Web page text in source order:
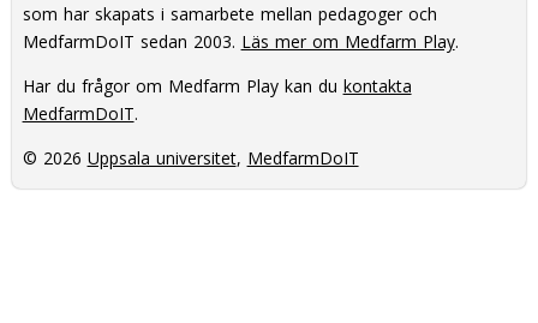
som har skapats i samarbete mellan pedagoger och
MedfarmDoIT sedan 2003. Läs mer om Medfarm Play.
Har du frågor om Medfarm Play kan du kontakta
MedfarmDoIT.
© 2026 Uppsala universitet, MedfarmDoIT